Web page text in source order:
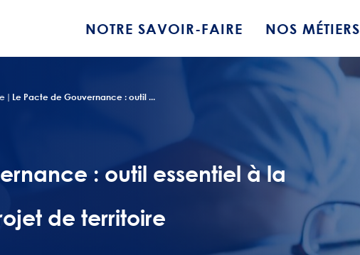
NOTRE SAVOIR-FAIRE NOS MÉTIERS
Le Pacte de Gouvernance : outil ...
: outil essentiel à la
de territoire